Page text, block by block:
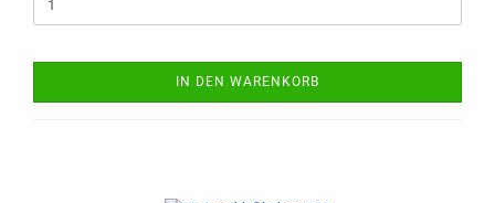
IN DEN WARENKORB